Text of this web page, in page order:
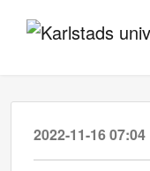
2022-11-16 07:04